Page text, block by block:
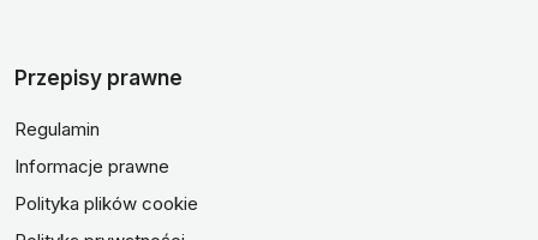
Przepisy prawne
Regulamin
Informacje prawne
Polityka plików cookie